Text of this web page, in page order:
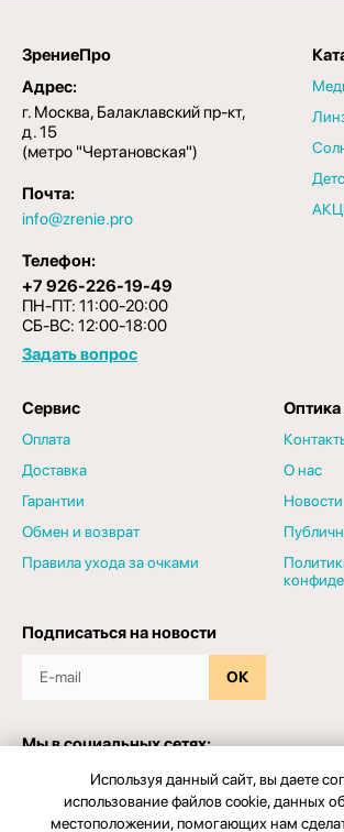
ЗрениеПро
Адрес:
г. Москва, Балаклавский пр-кт,
д. 15
(метро "Чертановская")
Почта:
info@zrenie.pro
Телефон:
+7 926-226-19-49
ПН-ПТ: 11:00-20:00
СБ-ВС: 12:00-18:00
Задать вопрос
Сервис
Оплата
Доставка
Гарантии
Обмен и возврат
Правила ухода за очками
О нас
Новости
Подписаться на новости
ОК
Мы в социальных сетях:
Используя данный сайт, вы даете
использование файлов cookie, данных
местоположении, помогающих нам